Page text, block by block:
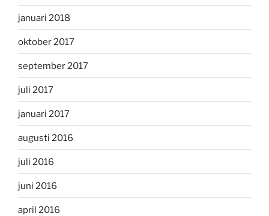
januari 2018
oktober 2017
september 2017
juli 2017
januari 2017
augusti 2016
juli 2016
juni 2016
april 2016